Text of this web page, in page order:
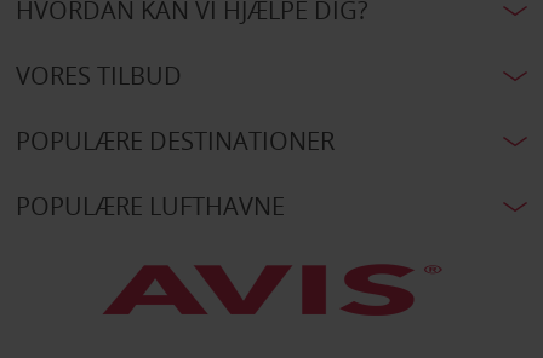
HVORDAN KAN VI HJÆLPE DIG?
VORES TILBUD
POPULÆRE DESTINATIONER
POPULÆRE LUFTHAVNE